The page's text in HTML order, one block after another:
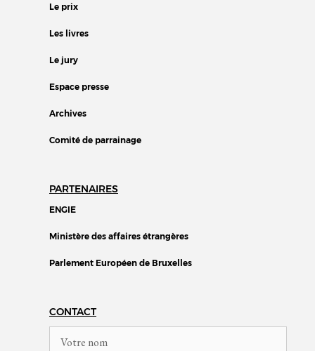
Le prix
Les livres
Le jury
Espace presse
Archives
Comité de parrainage
PARTENAIRES
ENGIE
Ministère des affaires étrangères
Parlement Européen de Bruxelles
CONTACT